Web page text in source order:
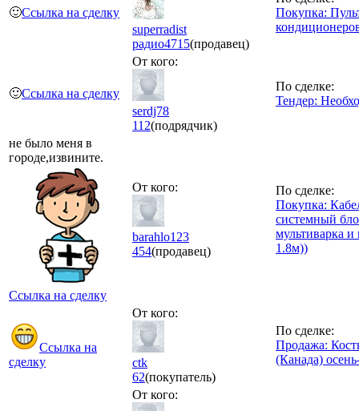
🙂Ссылка на сделку
superradist
радио4715(продавец)
Покупка:
🙂Ссылка на сделку
От кого:
serdj78
112(подрядчик)
По сделке:
Тендер:
не было меня в
городе,извините.
Ссылка на сделку
От кого:
barahlo123
454(продавец)
По сделке:
Покупка:
системный
мультиварка
1.8м))
Ссылка на
сделку
От кого:
ctk
62(покупатель)
По сделке:
Продажа:
(Канада)
От кого: